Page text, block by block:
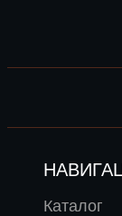
Каталог